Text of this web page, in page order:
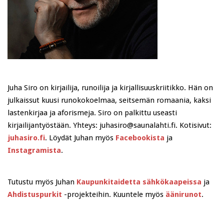
Juha Siro on kirjailija, runoilija ja kirjallisuuskriitikko. Hän on
julkaissut kuusi runokokoelmaa, seitsemän romaania, kaksi
lastenkirjaa ja aforismeja. Siro on palkittu useasti
kirjailijantyöstään. Yhteys: juhasiro@saunalahti.fi. Kotisivut:
juhasiro.fi. Löydät Juhan myös Facebookista ja
Instagramista.
Tutustu myös Juhan Kaupunkitaidetta sähkökaapeissa ja
Ahdistuspurkit -projekteihin. Kuuntele myös äänirunot.